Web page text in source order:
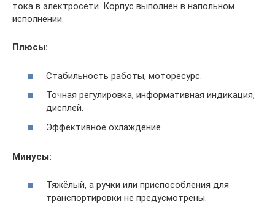
тока в электросети. Корпус выполнен в напольном
исполнении.
Плюсы:
Стабильность работы, моторесурс.
Точная регулировка, информативная индикация,
дисплей.
Эффективное охлаждение.
Минусы:
Тяжёлый, а ручки или приспособления для
транспортировки не предусмотрены.